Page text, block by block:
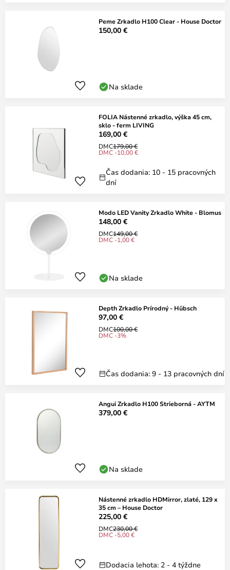
Peme Zrkadlo H100 Clear - House Doctor
150,00 €
Na sklade
FOLIA Nástenné zrkadlo, výška 45 cm,
sklo - ferm LIVING
169,00 €
DMC179,00 €
DMC -10,00 €
Čas dodania: 10 - 15 pracovných
dní
Modo LED Vanity Zrkadlo White - Blomus
148,00 €
DMC149,00 €
DMC -1,00 €
Na sklade
Depth Zrkadlo Prírodný - Hübsch
97,00 €
DMC100,00 €
DMC -3%
Čas dodania: 9 - 13 pracovných dní
Angui Zrkadlo H100 Strieborná - AYTM
379,00 €
Na sklade
Nástenné zrkadlo HDMirror, zlaté, 129 x
35 cm – House Doctor
225,00 €
DMC230,00 €
DMC -5,00 €
Dodacia lehota: 2 - 4 týždne